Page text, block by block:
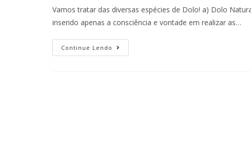
Vamos tratar das diversas espécies de Dolo! a) Dolo
inserido apenas a consciência e vontade em realizar as…
Continue Lendo